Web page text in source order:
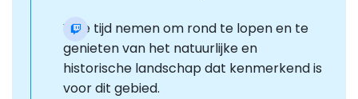
Vrije tijd nemen om rond te lopen en te
genieten van het natuurlijke en
historische landschap dat kenmerkend is
voor dit gebied.